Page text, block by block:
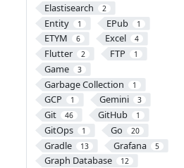
Elastisearch 2
Entity 1 EPub 1
ETYM 6 Excel 4
Flutter 2 FTP 1
Game 3
Garbage Collection 1
GCP 1 Gemini 3
Git 46 GitHub 1
GitOps 1 Go 20
Gradle 13 Grafana 5
Graph Database 12